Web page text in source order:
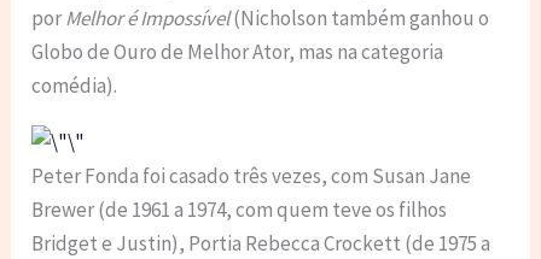
porMelhor é Impossível(Nicholson também ganhou o
Globo de Ouro de Melhor Ator, mas na categoria
comédia).
Peter Fonda foi casado três vezes, com Susan Jane
Brewer (de 1961 a 1974, com quem teve os filhos
Bridget e Justin), Portia Rebecca Crockett (de 1975 a